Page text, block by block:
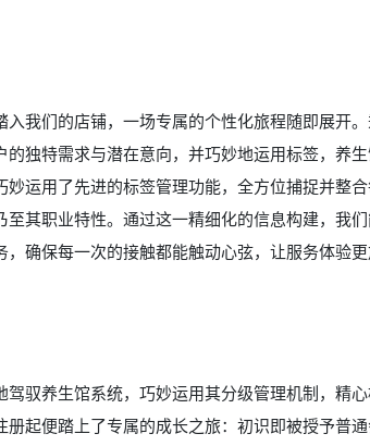
入我们的店铺，一场专属的个性化旅程随即展开
的独特需求与潜在意向，并巧妙地运用标签，养
妙运用了先进的标签管理功能，全方位捕捉并整
至其职业特性。通过这一精细化的信息构建，我
，确保每一次的接触都能触动心弦，让服务体验
驾驭养生馆系统，巧妙运用其分级管理机制，精
册起便踏上了专属的成长之旅：初识即被授予普